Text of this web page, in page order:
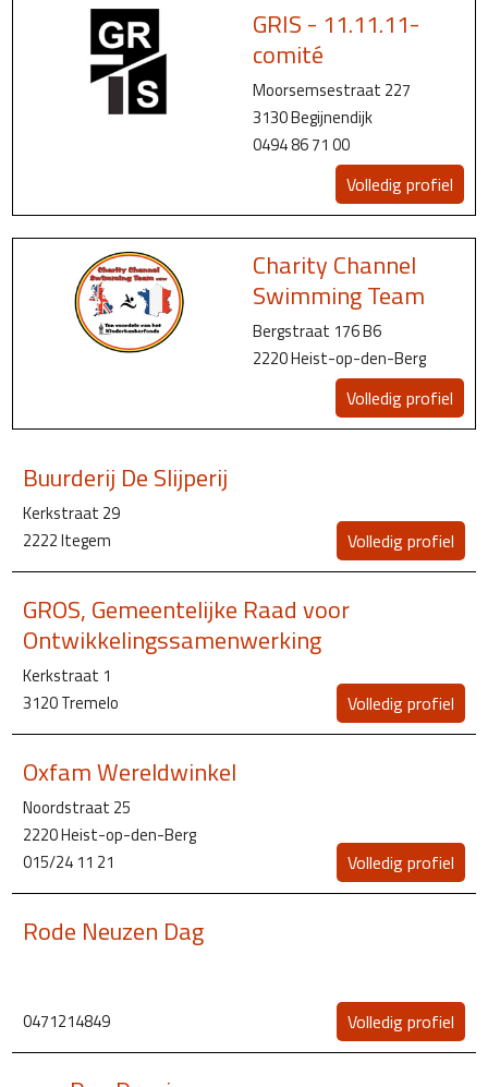
GRIS - 11.11.11-
comité
Moorsemsestraat 227
3130 Begijnendijk
0494 86 71 00
Volledig profiel
Charity Channel
Swimming Team
Bergstraat 176 B6
2220 Heist-op-den-Berg
Volledig profiel
Buurderij De Slijperij
Kerkstraat 29
2222 Itegem
Volledig profiel
GROS, Gemeentelijke Raad voor
Ontwikkelingssamenwerking
Kerkstraat 1
3120 Tremelo
Volledig profiel
Oxfam Wereldwinkel
Noordstraat 25
2220 Heist-op-den-Berg
015/24 11 21
Volledig profiel
Rode Neuzen Dag
0471214849 Volledig profiel